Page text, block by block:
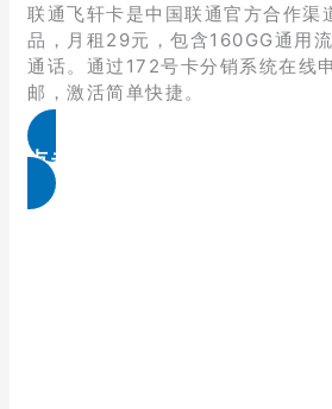
联通飞轩卡是中国联通官方合作渠
品，月租29元，包含160GG通用
通话。通过172号卡分销系统在线
邮，激活简单快捷。
点击免费领取